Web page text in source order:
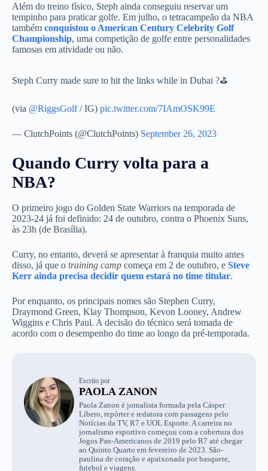
Além do treino físico, Steph ainda conseguiu reservar um
tempinho para praticar golfe. Em julho, o tetracampeão da NBA
também conquistou o American Century Celebrity Golf
Championship, uma competição de golfe entre personalidades
famosas em atividade ou não.
Steph Curry made sure to hit the links while in Dubai ?⛳️
(via @RiggsGolf/ IG) pic.twitter.com/7IAmOSK99E
— ClutchPoints (@ClutchPoints) September 26, 2023
Quando Curry volta para a
NBA?
O primeiro jogo do Golden State Warriors na temporada de
2023-24 já foi definido: 24 de outubro, contra o Phoenix Suns,
às 23h (de Brasília).
Curry, no entanto, deverá se apresentar à franquia muito antes
disso, já que o training camp começa em 2 de outubro, e Steve
Kerr ainda precisa decidir quem estará no time titular.
Por enquanto, os principais nomes são Stephen Curry,
Draymond Green, Klay Thompson, Kevon Looney, Andrew
Wiggins e Chris Paul. A decisão do técnico será tomada de
acordo com o desempenho do time ao longo da pré-temporada.
Escrito por
PAOLA ZANON
Paola Zanon é jornalista formada pela Cásper
Líbero, repórter e redatora com passagens pelo
Notícias da TV, R7 e UOL Esporte. A carreira no
jornalismo esportivo começou com a cobertura dos
Jogos Pan-Americanos de 2019 pelo R7 até chegar
ao Quinto Quarto em fevereiro de 2023. São-
paulina de coração e apaixonada por basquete,
futebol e viagens.